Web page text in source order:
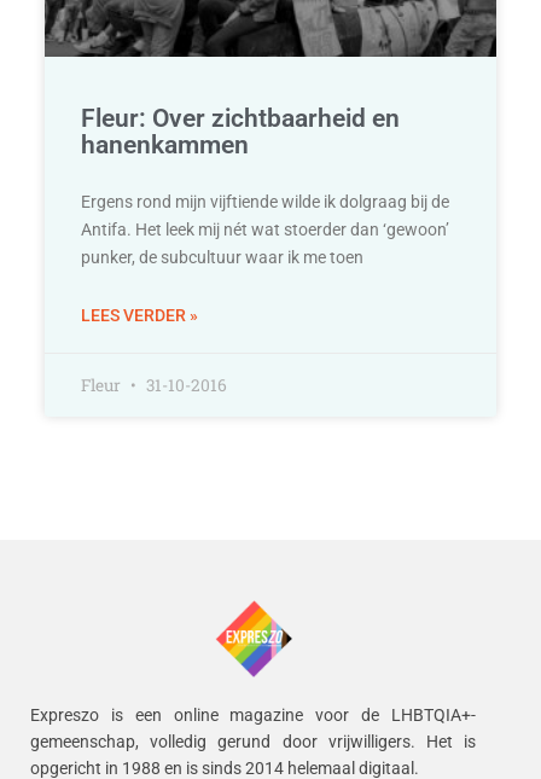
Fleur: Over zichtbaarheid en
hanenkammen
Ergens rond mijn vijftiende wilde ik dolgraag bij de
Antifa. Het leek mij nét wat stoerder dan ‘gewoon’
punker, de subcultuur waar ik me toen
LEES VERDER »
Fleur 31-10-2016
Expreszo is een online magazine voor de LHBTQIA+-
gemeenschap, volledig gerund door vrijwilligers. Het is
opgericht in 1988 en is sinds 2014 helemaal digitaal.